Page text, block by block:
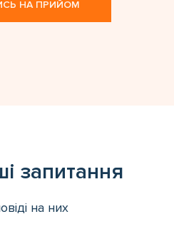
НА ПРИЙОМ
запитання
на них